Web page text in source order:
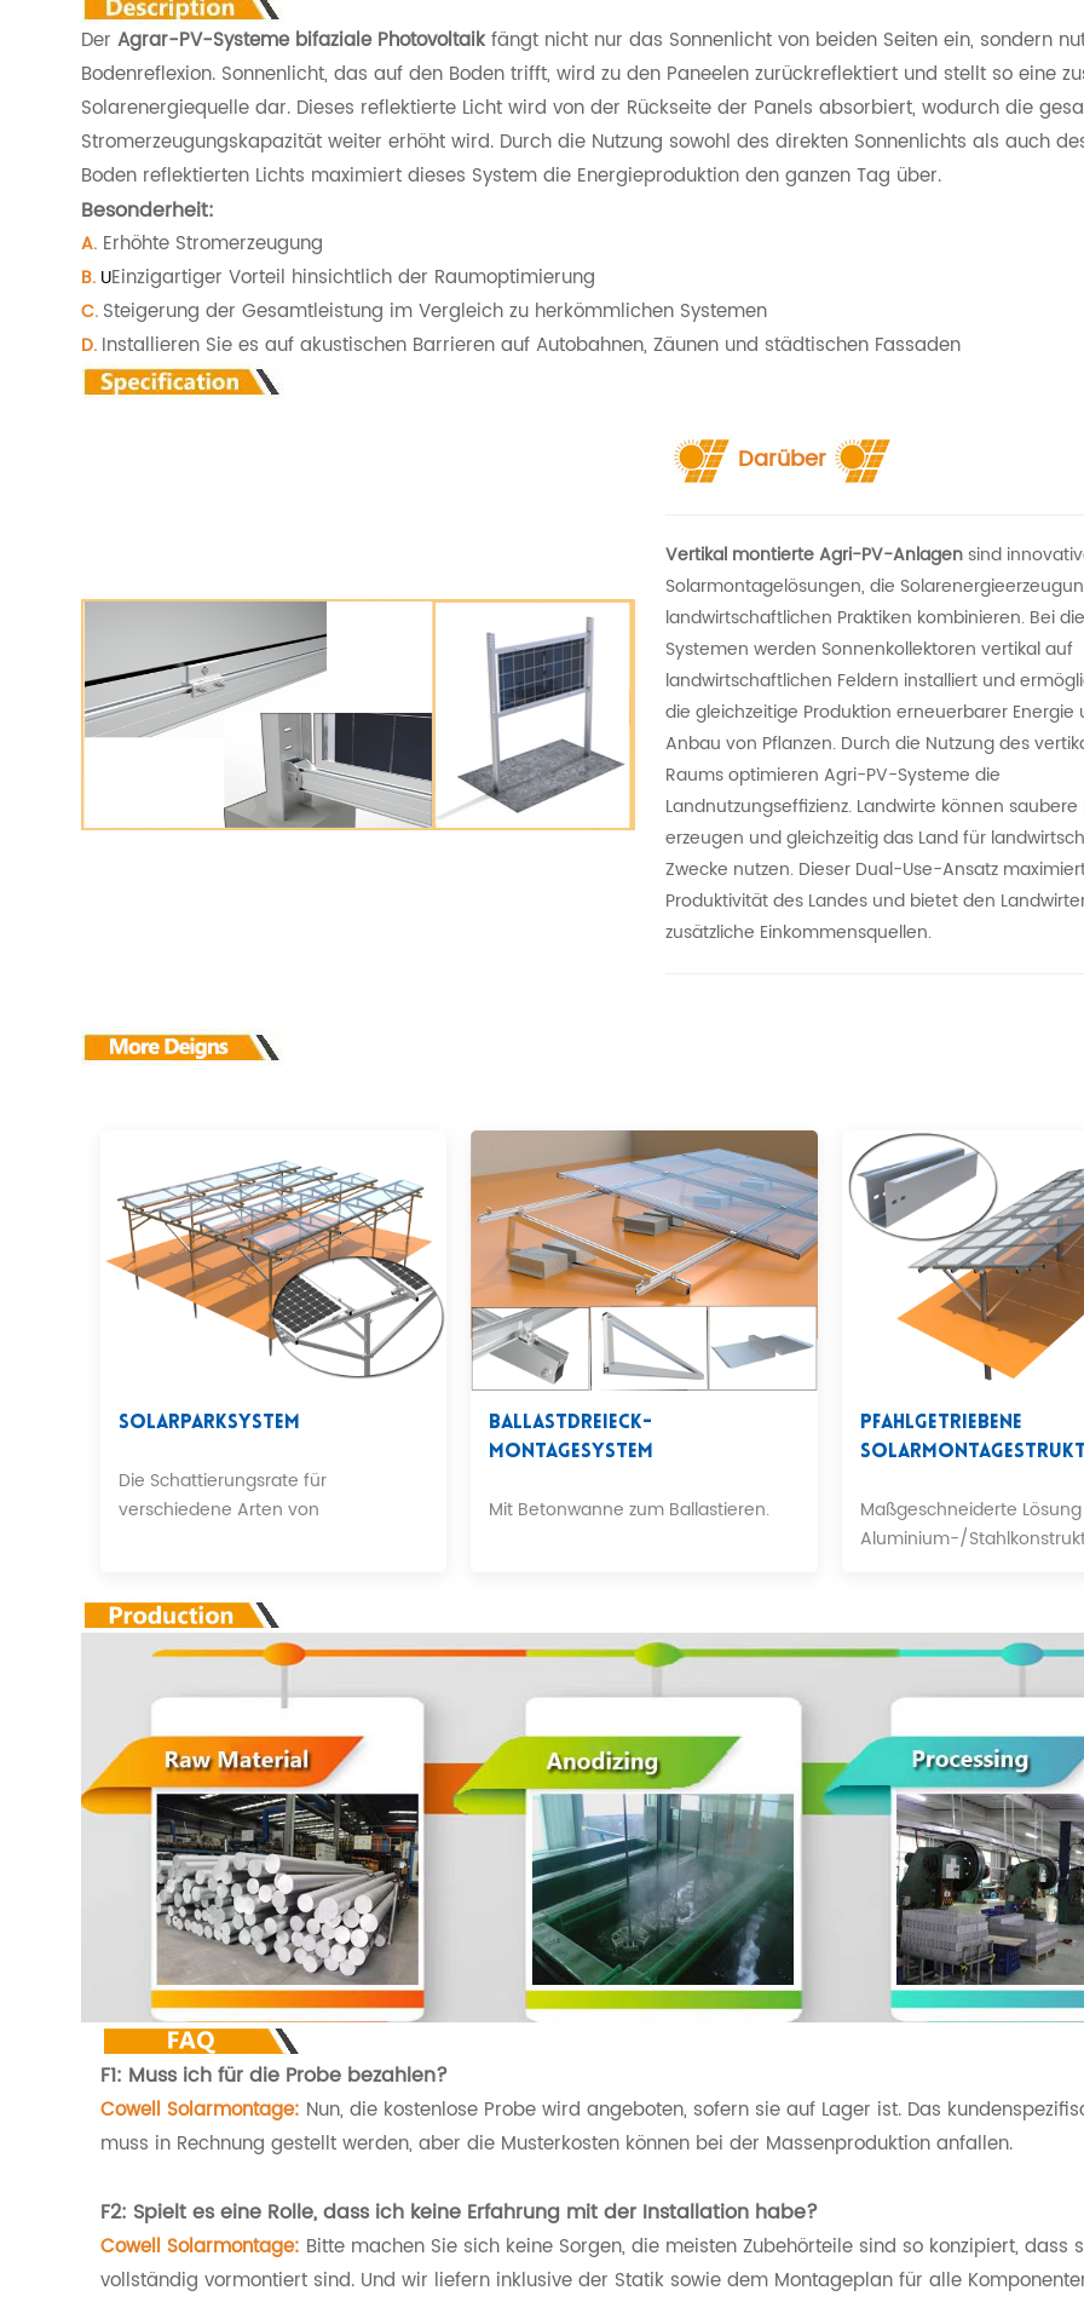
DerAgrar-PV-Systeme bifaziale Photovoltaikfängt nicht nur das Sonnenlicht von beiden Seiten ein, sondern
Bodenreflexion. Sonnenlicht, das auf den Boden trifft, wird zu den Paneelen zurückreflektiert und stellt so eine
Solarenergiequelle dar. Dieses reflektierte Licht wird von der Rückseite der Panels absorbiert, wodurch die
Stromerzeugungskapazität weiter erhöht wird. Durch die Nutzung sowohl des direkten Sonnenlichts als auch
Boden reflektierten Lichts maximiert dieses System die Energieproduktion den ganzen Tag über.
Besonderheit:
A. Erhöhte Stromerzeugung
B. UEinzigartiger Vorteil hinsichtlich der Raumoptimierung
C. Steigerung der Gesamtleistung im Vergleich zu herkömmlichen Systemen
D. Installieren Sie es auf akustischen Barrieren auf Autobahnen, Zäunen und städtischen Fassaden
Darüber
Vertikal montierte Agri-PV-Anlagensind
Solarmontagelösungen, die
landwirtschaftlichen Praktiken kombinieren. Bei
Systemen werden Sonnenkollektoren vertikal auf
landwirtschaftlichen Feldern installiert und
die gleichzeitige Produktion erneuerbarer Energie
Anbau von Pflanzen. Durch die Nutzung des
Raums optimieren Agri-PV-Systeme die
Landnutzungseffizienz. Landwirte können saubere
erzeugen und gleichzeitig das Land für
Zwecke nutzen. Dieser Dual-Use-Ansatz
Produktivität des Landes und bietet den
zusätzliche Einkommensquellen.
Solarparksystem
Die Schattierungsrate für
verschiedene Arten von
Ballastdreieck-
Montagesystem
Mit Betonwanne zum Ballastieren.
Pfahlgetriebene
Maßgeschneiderte
Aluminium-/
F1: Muss ich für die Probe bezahlen?
Cowell Solarmontage: Nun, die kostenlose Probe wird angeboten, sofern sie auf Lager ist. Das
muss in Rechnung gestellt werden, aber die Musterkosten können bei der Massenproduktion anfallen.
F2: Spielt es eine Rolle, dass ich keine Erfahrung mit der Installation habe?
Cowell Solarmontage: Bitte machen Sie sich keine Sorgen, die meisten Zubehörteile sind so konzipiert, dass
vollständig vormontiert sind. Und wir liefern inklusive der Statik sowie dem Montageplan für alle